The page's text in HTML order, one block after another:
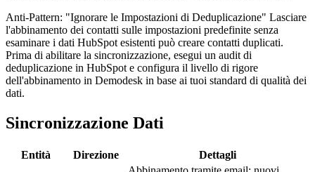
Anti-Pattern: "Ignorare le Impostazioni di Deduplicazione" Lasciare
l'abbinamento dei contatti sulle impostazioni predefinite senza
esaminare i dati HubSpot esistenti può creare contatti duplicati.
Prima di abilitare la sincronizzazione, esegui un audit di
deduplicazione in HubSpot e configura il livello di rigore
dell'abbinamento in Demodesk in base ai tuoi standard di qualità dei
dati.
Sincronizzazione Dati
Entità Direzione Dettagli